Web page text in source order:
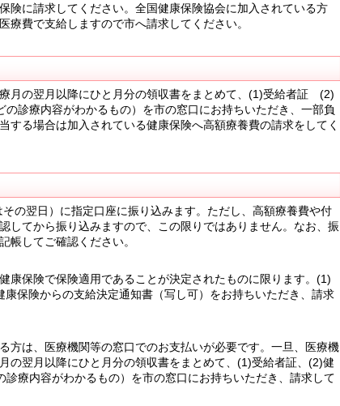
険に請求してください。全国健康保険協会に加入されている方
費で支給しますので市へ請求してください。
月の翌月以降にひと月分の領収書をまとめて、(1)受給者証 (2)
診療内容がわかるもの）を市の窓口にお持ちいただき、一部負
する場合は加入されている健康保険へ高額療養費の請求をしてく
の翌日）に指定口座に振り込みます。ただし、高額療養費や付
してから振り込みますので、この限りではありません。なお、振
帳してご確認ください。
保険で保険適用であることが決定されたものに限ります。(1)
険からの支給決定通知書（写し可）をお持ちいただき、請求
は、医療機関等の窓口でのお支払いが必要です。一旦、医療機
の翌月以降にひと月分の領収書をまとめて、(1)受給者証、(2)健
療内容がわかるもの）を市の窓口にお持ちいただき、請求して